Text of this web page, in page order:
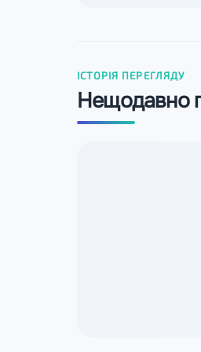
ІСТОРІЯ ПЕРЕГЛЯДУ
Нещодавно